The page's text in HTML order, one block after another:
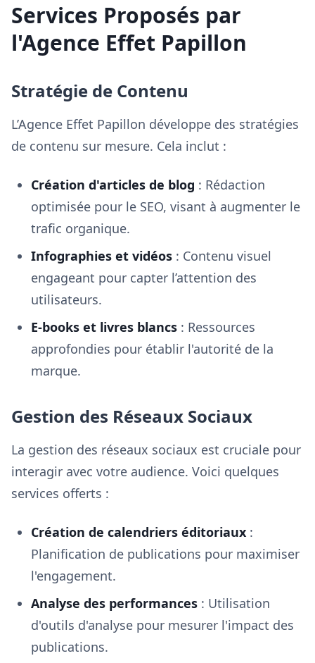
Services Proposés par
l'Agence Effet Papillon
Stratégie de Contenu
L’Agence Effet Papillon développe des stratégies
de contenu sur mesure. Cela inclut :
Création d'articles de blog : Rédaction
optimisée pour le SEO, visant à augmenter le
trafic organique.
Infographies et vidéos : Contenu visuel
engageant pour capter l’attention des
utilisateurs.
E-books et livres blancs : Ressources
approfondies pour établir l'autorité de la
marque.
Gestion des Réseaux Sociaux
La gestion des réseaux sociaux est cruciale pour
interagir avec votre audience. Voici quelques
services offerts :
Création de calendriers éditoriaux :
Planification de publications pour maximiser
l'engagement.
Analyse des performances : Utilisation
d'outils d'analyse pour mesurer l'impact des
publications.